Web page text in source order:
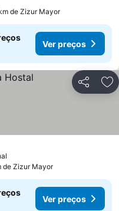
de Zizur Mayor
Ver preços
Partilhar
de Zizur Mayor
Ver preços